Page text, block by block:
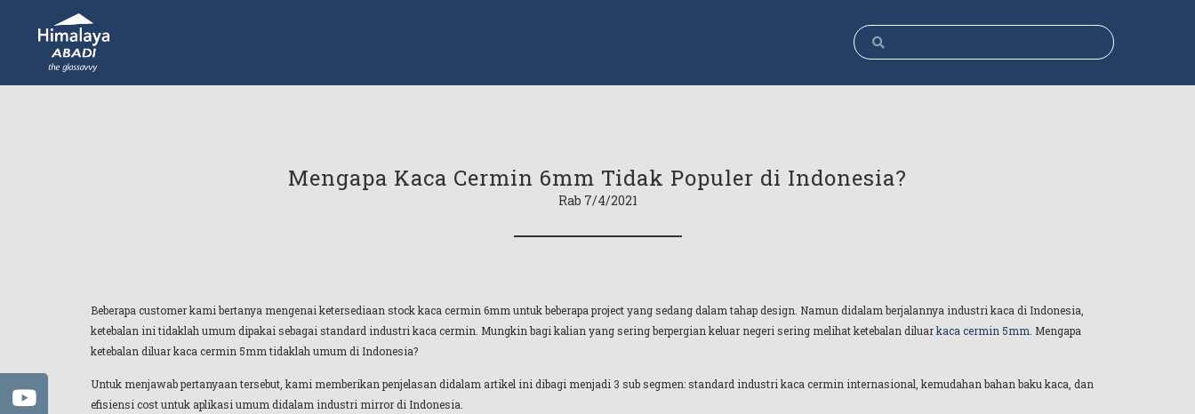
Mengapa Kaca Cermin 6mm Tidak Populer di Indonesia?
Rab 7/4/2021
Beberapa customer kami bertanya mengenai ketersediaan stock kaca cermin 6mm untuk beberapa project yang sedang dalam tahap design. Namun didalam berjalannya industri kaca di Indonesia,
ketebalan ini tidaklah umum dipakai sebagai standard industri kaca cermin. Mungkin bagi kalian yang sering berpergian keluar negeri sering melihat ketebalan diluarkaca cermin 5mm . Mengapa
ketebalan diluar kaca cermin 5mm tidaklah umum di Indonesia?
Untuk menjawab pertanyaan tersebut, kami memberikan penjelasan didalam artikel ini dibagi menjadi 3 sub segmen: standard industri kaca cermin internasional, kemudahan bahan baku kaca, dan
efisiensi cost untuk aplikasi umum didalam industri mirror di Indonesia.